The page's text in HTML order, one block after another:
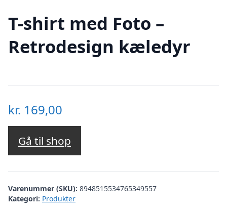
T-shirt med Foto –
Retrodesign kæledyr
kr. 169,00
Gå til shop
Varenummer (SKU): 8948515534765349557
Kategori: Produkter